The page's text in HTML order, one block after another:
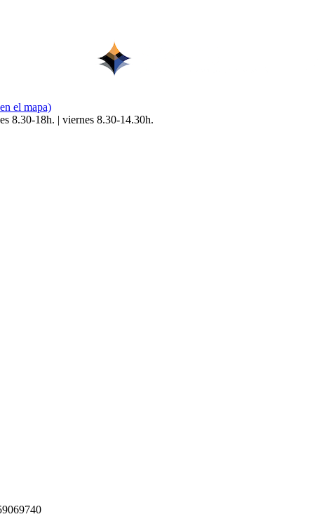
el mapa)
8.30-18h. | viernes 8.30-14.30h.